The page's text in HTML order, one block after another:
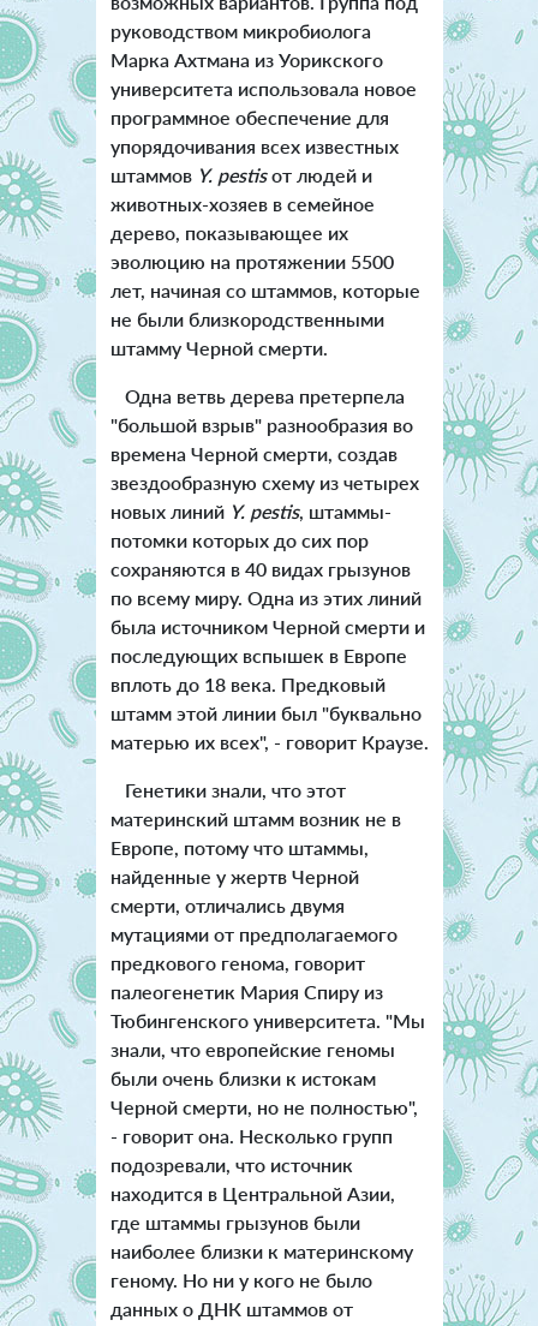
руководством микробиолога
Марка Ахтмана из Уорикского
университета использовала новое
программное обеспечение для
упорядочивания всех известных
штаммов Y. pestisот людей и
животных-хозяев в семейное
дерево, показывающее их
эволюцию на протяжении 5500
лет, начиная со штаммов, которые
не были близкородственными
штамму Черной смерти.
Одна ветвь дерева претерпела
"большой взрыв" разнообразия во
времена Черной смерти, создав
звездообразную схему из четырех
новых линий Y. pestis, штаммы-
потомки которых до сих пор
сохраняются в 40 видах грызунов
по всему миру. Одна из этих линий
была источником Черной смерти и
последующих вспышек в Европе
вплоть до 18 века. Предковый
штамм этой линии был "буквально
матерью их всех", - говорит Краузе.
Генетики знали, что этот
материнский штамм возник не в
Европе, потому что штаммы,
найденные у жертв Черной
смерти, отличались двумя
мутациями от предполагаемого
предкового генома, говорит
палеогенетик Мария Спиру из
Тюбингенского университета. "Мы
знали, что европейские геномы
были очень близки к истокам
Черной смерти, но не полностью",
- говорит она. Несколько групп
подозревали, что источник
находится в Центральной Азии,
где штаммы грызунов были
наиболее близки к материнскому
геному. Но ни у кого не было
данных о ДНК штаммов от